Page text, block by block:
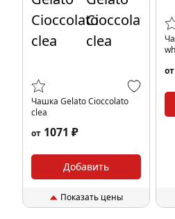
Чашка Gelato Cioccolato
clea
от 1071 ₽
Добавить
Показать цены
от